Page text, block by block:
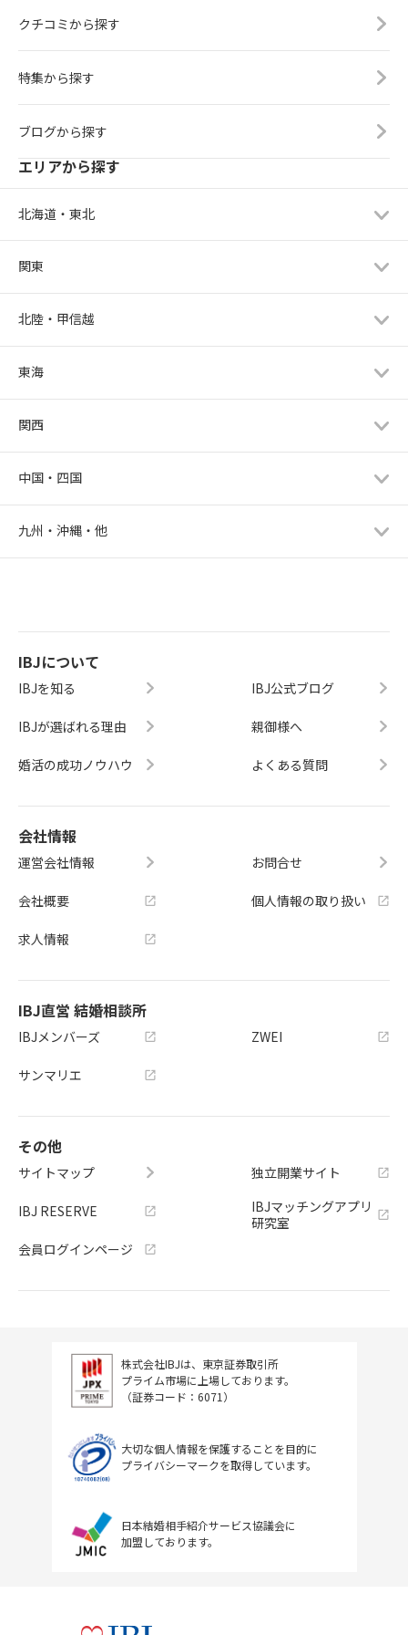
クチコミから探す
特集から探す
ブログから探す
エリアから探す
北海道・東北
関東
北陸・甲信越
東海
関西
中国・四国
九州・沖縄・他
IBJについて
IBJを知る
IBJが選ばれる理由
婚活の成功ノウハウ
IBJ公式ブログ
親御様へ
よくある質問
会社情報
運営会社情報
会社概要
求人情報
お問合せ
個人情報の取り扱い
IBJ直営 結婚相談所
IBJメンバーズ
サンマリエ
ZWEI
その他
サイトマップ
IBJ RESERVE
会員ログインページ
独立開業サイト
IBJマッチングアプリ
研究室
株式会社IBJは、東京証券取引所
プライム市場に上場しております。
（証券コード：6071）
大切な個人情報を保護することを目的に
プライバシーマークを取得しています。
日本結婚相手紹介サービス協議会に
加盟しております。